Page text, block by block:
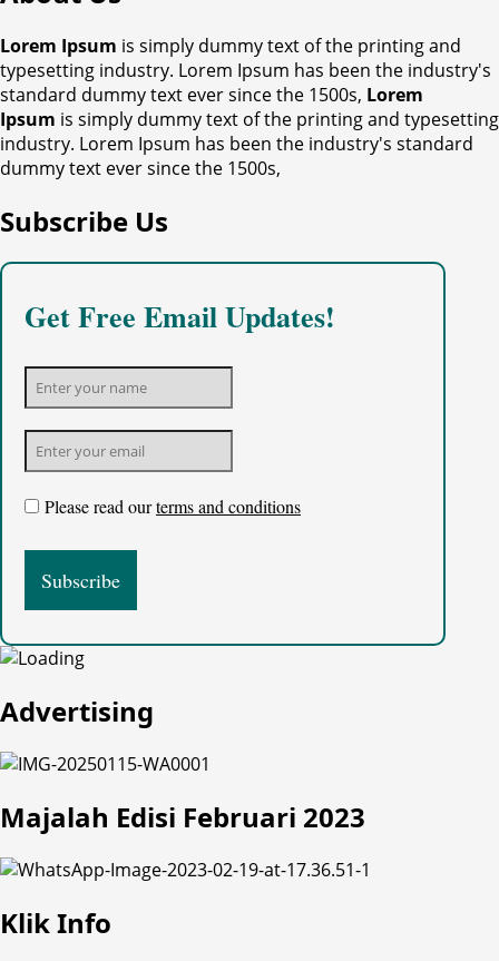
Lorem Ipsum is simply dummy text of the printing and
typesetting industry. Lorem Ipsum has been the industry's
standard dummy text ever since the 1500s, Lorem
Ipsum is simply dummy text of the printing and typesetting
industry. Lorem Ipsum has been the industry's standard
dummy text ever since the 1500s,
Subscribe Us
Get Free Email Updates!
Please read ourterms and conditions
Advertising
Majalah Edisi Februari 2023
Klik Info